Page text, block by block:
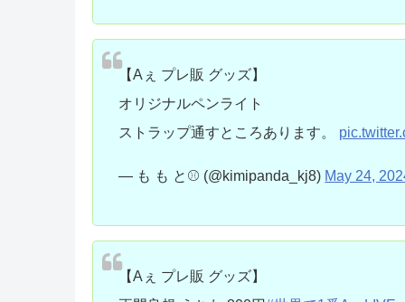
【Aぇ プレ販 グッズ】
オリジナルペンライト
ストラップ通すところあります。
— も も と⚾️ (@kimipanda_kj8) May 24,
【Aぇ プレ販 グッズ】